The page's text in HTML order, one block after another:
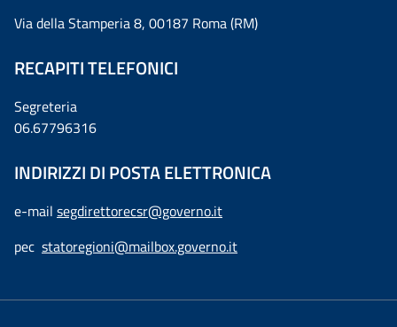
Via della Stamperia 8, 00187 Roma (RM)
RECAPITI TELEFONICI
Segreteria
06.67796316
INDIRIZZI DI POSTA ELETTRONICA
e-mail segdirettorecsr@governo.it
pec statoregioni@mailbox.governo.it